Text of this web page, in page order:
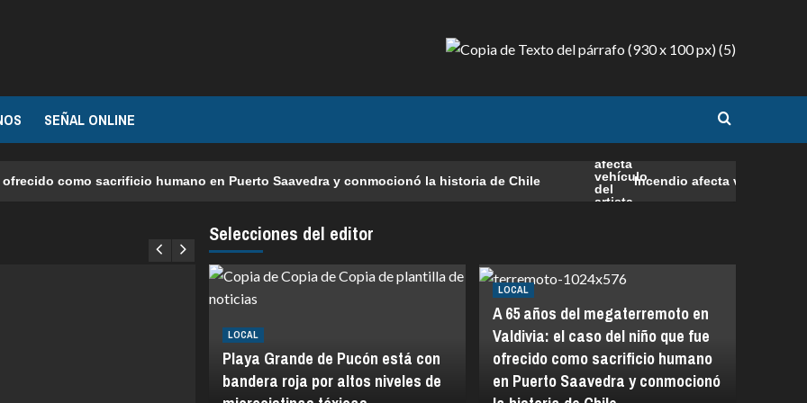
SEÑAL ONLINE
como sacrificio humano en Puerto Saavedra y conmocionó la historia de Chile Incendio afecta vehículo del
Selecciones del editor
LOCAL
Playa Grande de Pucón está con
bandera roja por altos niveles de
LOCAL
A 65 años del megaterremoto en
Valdivia: el caso del niño que fue
ofrecido como sacrificio humano
en Puerto Saavedra y conmocionó